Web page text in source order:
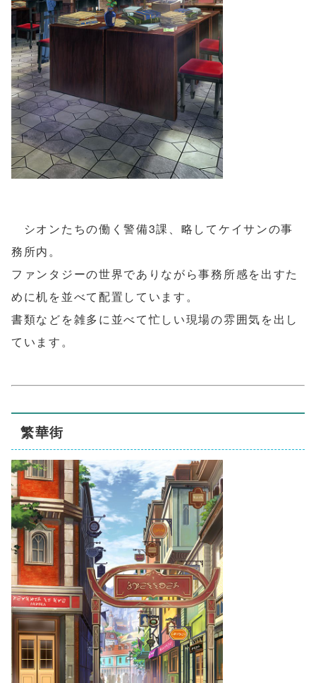
シオンたちの働く警備3課、略してケイサンの事
務所内。
ファンタジーの世界でありながら事務所感を出すた
めに机を並べて配置しています。
書類などを雑多に並べて忙しい現場の雰囲気を出し
ています。
繁華街